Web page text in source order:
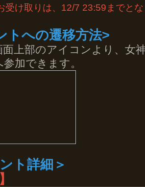
受け取りは、12/7 23:59までと
トへの遷移方法>
面上部のアイコンより、女
加できます。
ト詳細＞